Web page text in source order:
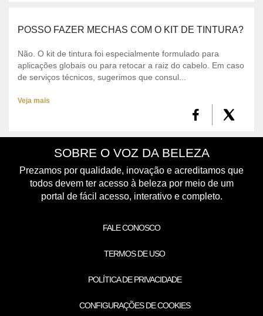
POSSO FAZER MECHAS COM O KIT DE TINTURA?
Não. O kit de tintura foi especialmente formulado para
aplicações globais ou para retocar a raiz do cabelo. Em caso
de serviços técnicos, sugerimos que consul...
Veja mais
SOBRE O VOZ DA BELEZA
Prezamos por qualidade, inovação e acreditamos que
todos devem ter acesso à beleza por meio de um
portal de fácil acesso, interativo e completo.
FALE CONOSCO
TERMOS DE USO
POLÍTICA DE PRIVACIDADE
CONFIGURAÇÕES DE COOKIES